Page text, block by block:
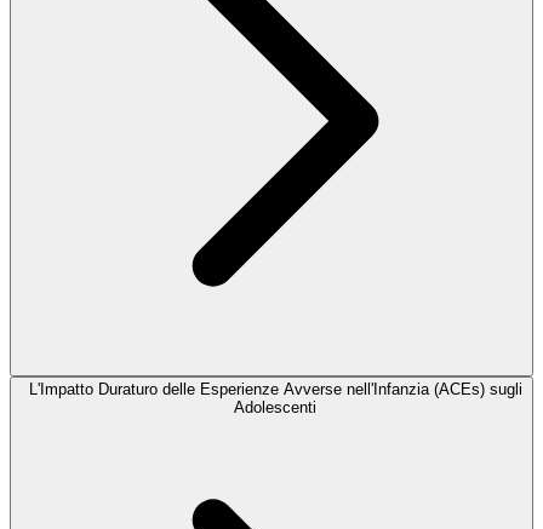
L'Impatto Duraturo delle Esperienze Avverse nell'Infanzia (ACEs) sugli
Adolescenti